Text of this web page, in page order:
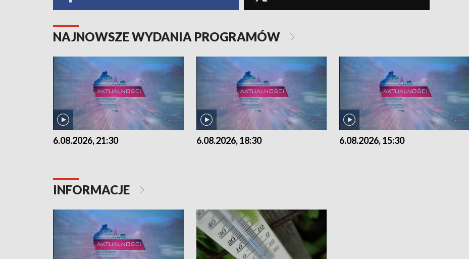
NAJNOWSZE WYDANIA PROGRAMÓW
6.08.2026, 21:30 6.08.2026, 18:30 6.08.2026, 15:30
INFORMACJE